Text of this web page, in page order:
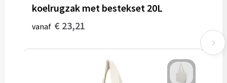
koelrugzak met bestekset 20L
vanaf € 23,21